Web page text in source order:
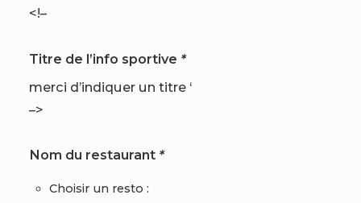
<!–
Titre de l’info sportive *
merci d’indiquer un titre ‘
–>
Nom du restaurant *
Choisir un resto :